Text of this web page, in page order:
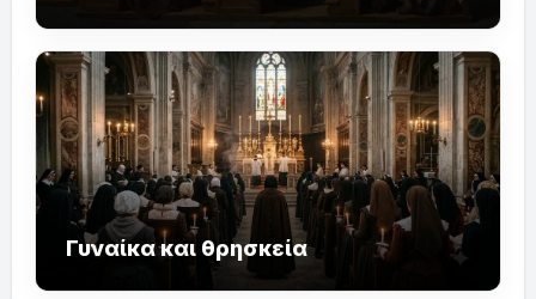
Γυναίκα και θρησκεία